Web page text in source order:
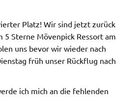
Platz! Wir sind jetzt zurück
5 Sterne Mövenpick Ressort am
uns bevor wir wieder nach
früh unser Rückflug nach
ich mich an die fehlenden